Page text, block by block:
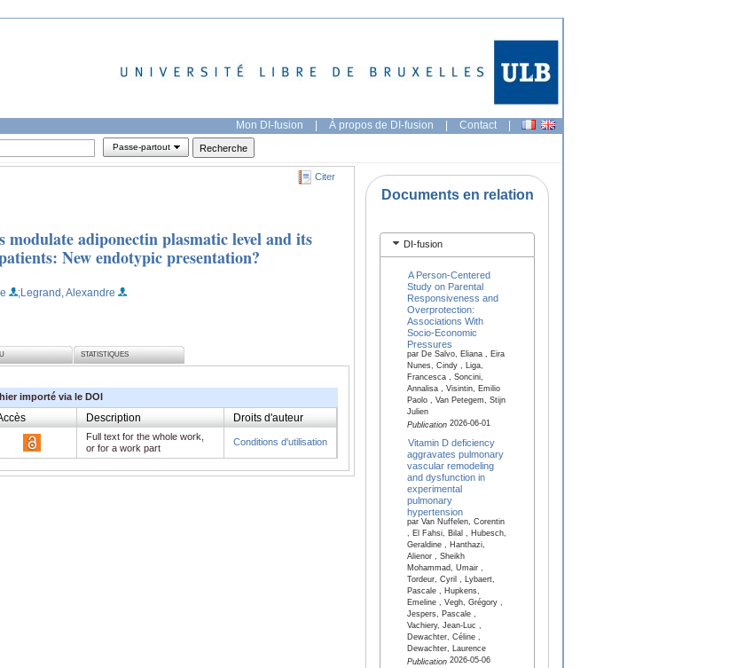
Mon DI-fusion | À propos de DI-fusion | Contact |
Passe-partout
Citer
modulate adiponectin plasmatic level and its
New endotypic presentation?
;Legrand, Alexandre
STATISTIQUES
importé via le DOI
Description Droits d'auteur
Full text for the whole work,
or for a work part
Conditions d'utilisation
Documents en relation
DI-fusion
A Person-Centered
Study on Parental
Responsiveness and
Overprotection:
Associations With
Socio-Economic
Pressures
par De Salvo, Eliana , Eira
Nunes, Cindy , Liga,
Francesca , Soncini,
Annalisa , Visintin, Emilio
Paolo , Van Petegem, Stijn
Julien
Publication2026-06-01
Vitamin D deficiency
aggravates pulmonary
vascular remodeling
and dysfunction in
experimental
pulmonary
hypertension
par Van Nuffelen, Corentin
, El Fahsi, Bilal , Hubesch,
Geraldine , Hanthazi,
Alienor , Sheikh
Mohammad, Umair ,
Tordeur, Cyril , Lybaert,
Pascale , Hupkens,
Emeline , Vegh, Grégory ,
Jespers, Pascale ,
Vachiery, Jean-Luc ,
Dewachter, Céline ,
Dewachter, Laurence
Publication2026-05-06